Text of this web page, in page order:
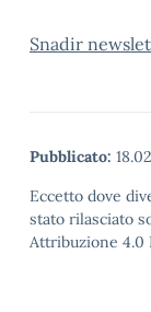
Snadir
Pubblicato:
Eccetto dove
stato rilasciato
Attribuzione 4.0